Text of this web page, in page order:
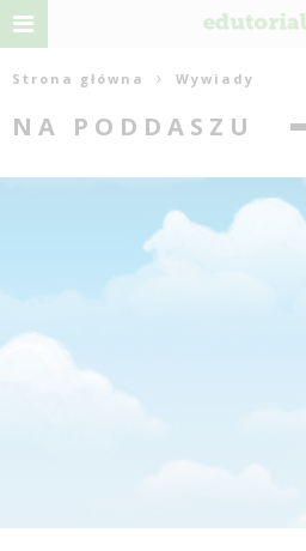
Strona główna Wywiady
NA PODDASZU